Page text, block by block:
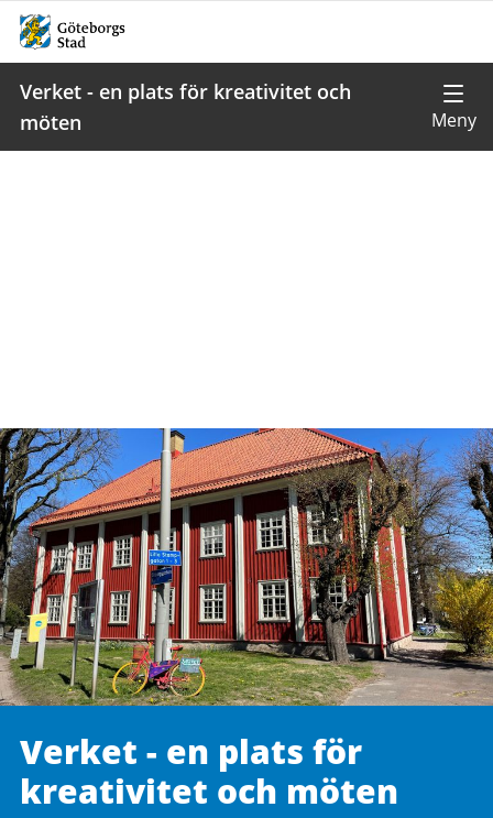
Verket - en plats för kreativitet och
möten
Verket - en plats för
kreativitet och möten